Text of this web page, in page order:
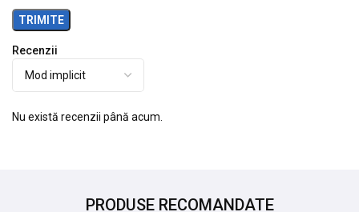
Recenzii
Nu există recenzii până acum.
PRODUSE RECOMANDATE